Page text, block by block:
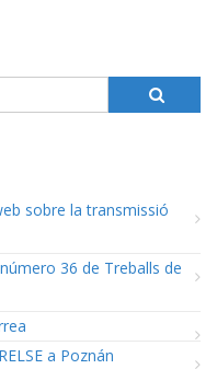
sobre la transmissió
36 de Treballs de
a Poznán